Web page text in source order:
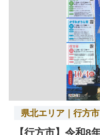
県北エリア｜行方市
【行方市】令和8